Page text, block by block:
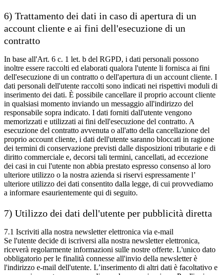
6) Trattamento dei dati in caso di apertura di un
account cliente e ai fini dell'esecuzione di un
contratto
In base all'Art. 6 c. 1 let. b del RGPD, i dati personali possono
inoltre essere raccolti ed elaborati qualora l'utente li fornisca ai fini
dell'esecuzione di un contratto o dell'apertura di un account cliente. I
dati personali dell'utente raccolti sono indicati nei rispettivi moduli di
inserimento dei dati. È possibile cancellare il proprio account cliente
in qualsiasi momento inviando un messaggio all'indirizzo del
responsabile sopra indicato. I dati forniti dall'utente vengono
memorizzati e utilizzati ai fini dell'esecuzione del contratto. A
esecuzione del contratto avvenuta o all'atto della cancellazione del
proprio account cliente, i dati dell'utente saranno bloccati in ragione
dei termini di conservazione previsti dalle disposizioni tributarie e di
diritto commerciale e, decorsi tali termini, cancellati, ad eccezione
dei casi in cui l'utente non abbia prestato espresso consenso al loro
ulteriore utilizzo o la nostra azienda si riservi espressamente l’
ulteriore utilizzo dei dati consentito dalla legge, di cui provvediamo
a informare esaurientemente qui di seguito.
7) Utilizzo dei dati dell'utente per pubblicità diretta
7.1 Iscriviti alla nostra newsletter elettronica via e-mail
Se l'utente decide di iscriversi alla nostra newsletter elettronica,
riceverà regolarmente informazioni sulle nostre offerte. L'unico dato
obbligatorio per le finalità connesse all'invio della newsletter è
l'indirizzo e-mail dell'utente. L’inserimento di altri dati è facoltativo e